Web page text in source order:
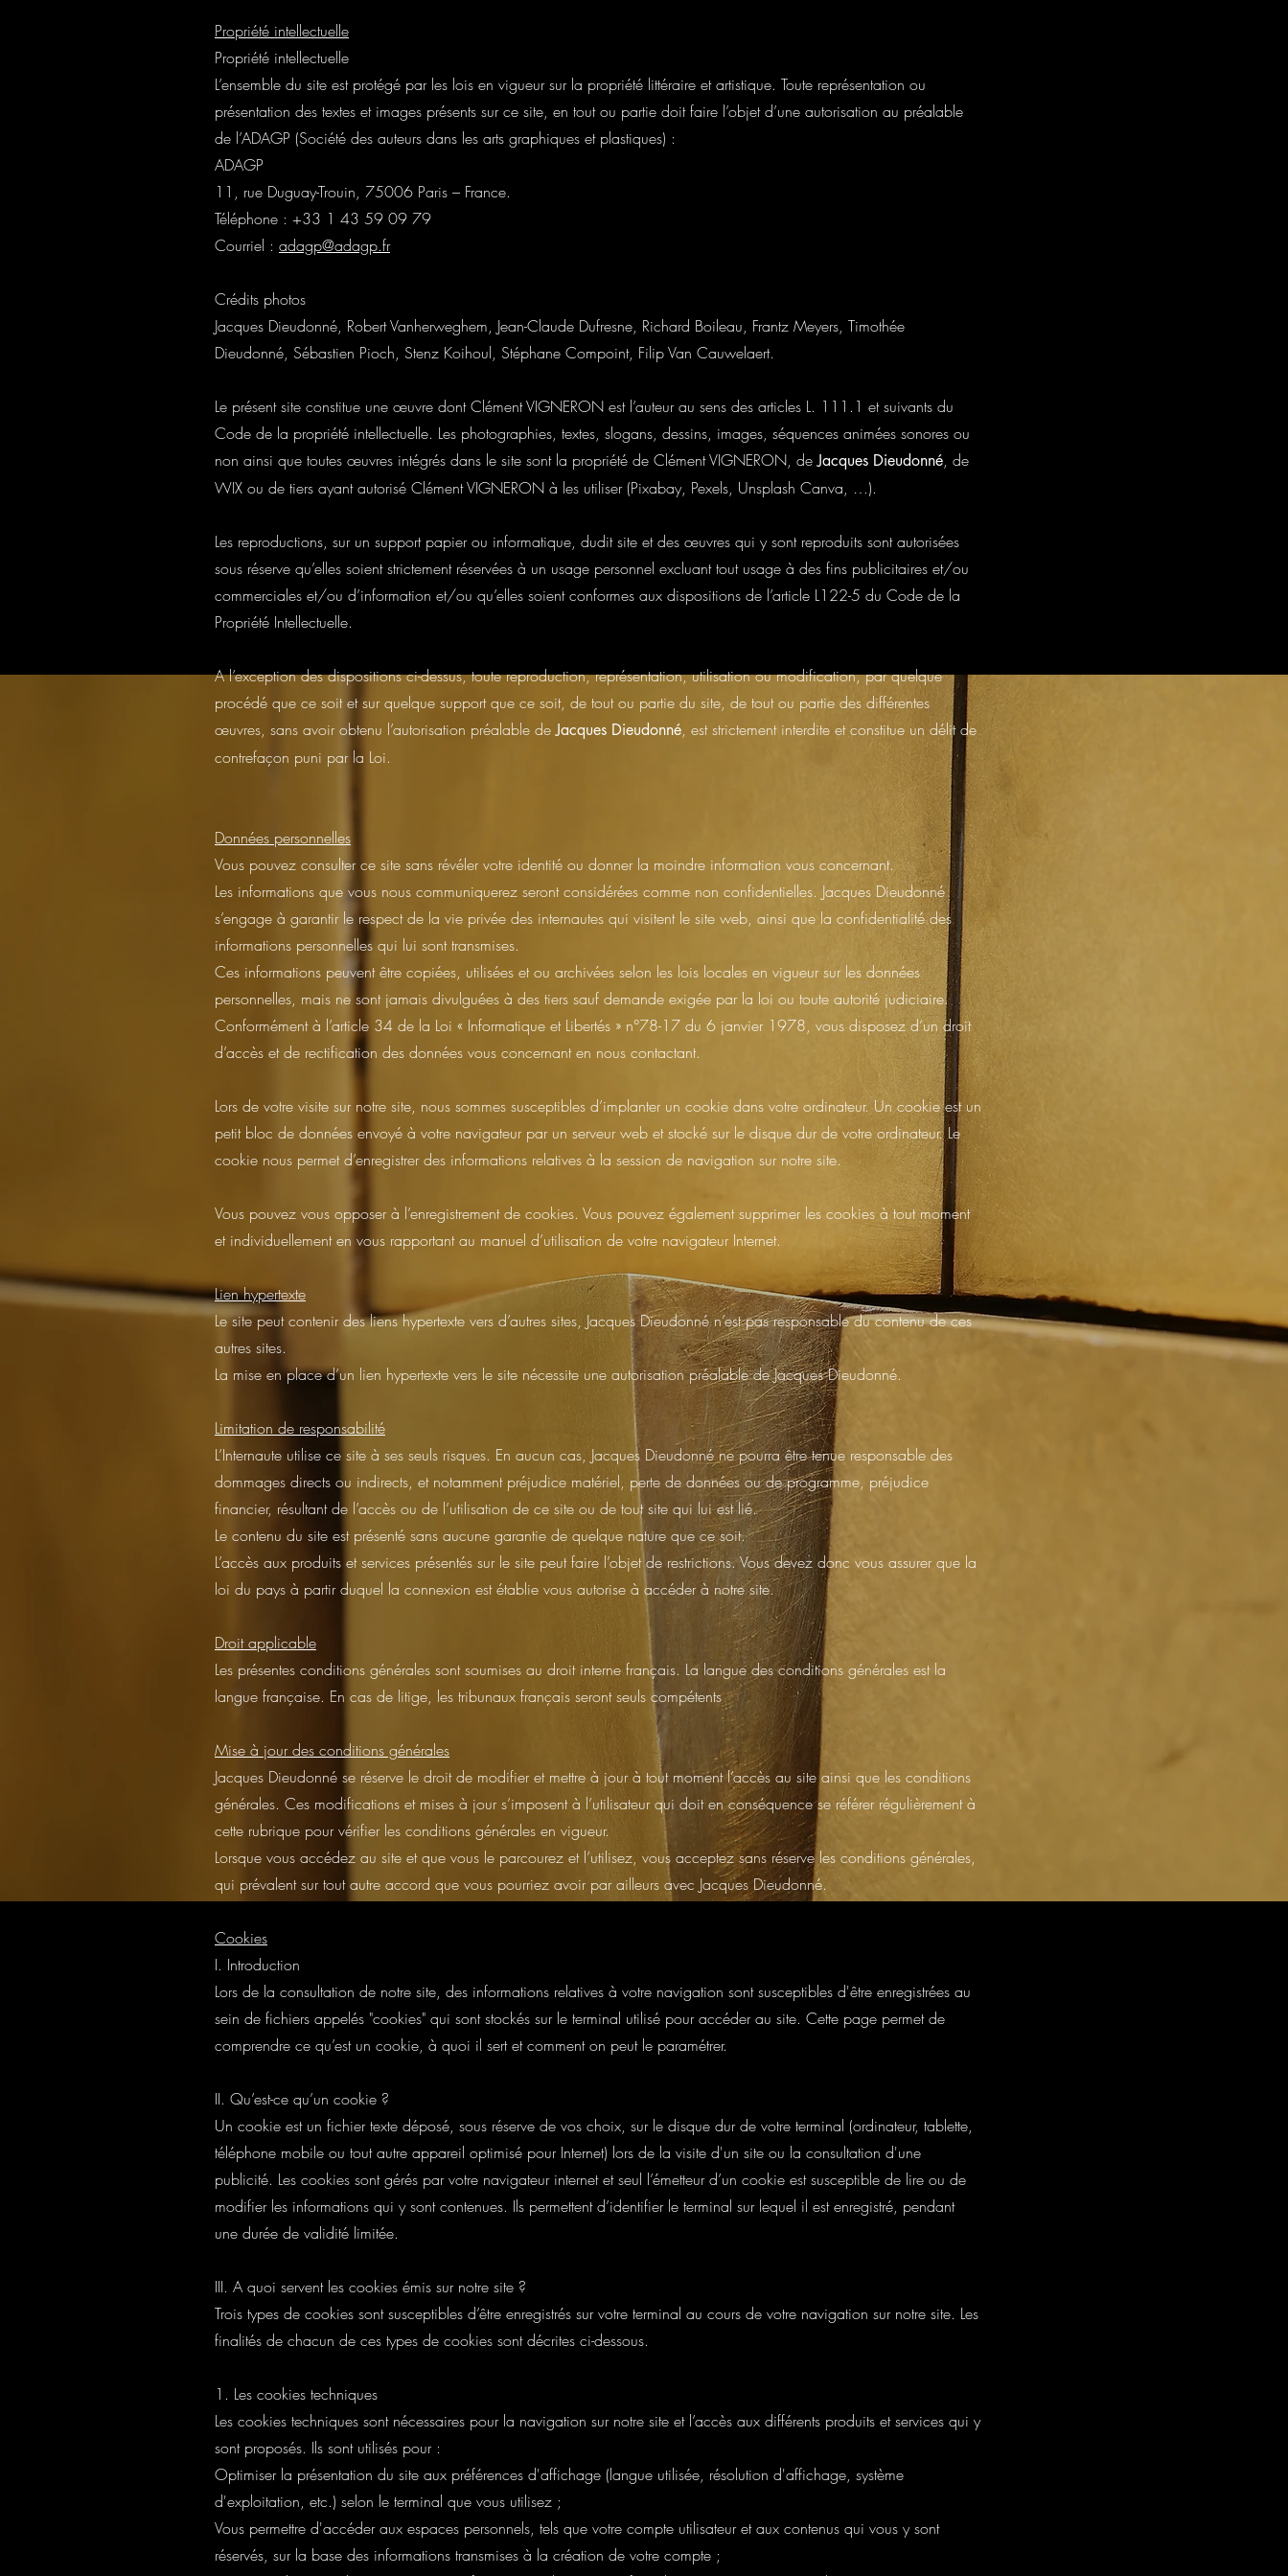
Propriété intellectuelle
Propriété intellectuelle
L’ensemble du site est protégé par les lois en vigueur sur la propriété littéraire et artistique. Toute représentation ou
présentation des textes et images présents sur ce site, en tout ou partie doit faire l’objet d’une autorisation au préalable
de l’ADAGP (Société des auteurs dans les arts graphiques et plastiques) :
ADAGP
11, rue Duguay-Trouin, 75006 Paris – France.
Téléphone : +33 1 43 59 09 79
Courriel : adagp@adagp.fr
Crédits photos
Jacques Dieudonné, Robert Vanherweghem, Jean-Claude Dufresne, Richard Boileau, Frantz Meyers, Timothée
Dieudonné, Sébastien Pioch, Stenz Koihoul, Stéphane Compoint, Filip Van Cauwelaert.
Le présent site constitue une œuvre dont Clément VIGNERON est l’auteur au sens des articles L. 111.1 et suivants du
Code de la propriété intellectuelle. Les photographies, textes, slogans, dessins, images, séquences animées sonores ou
non ainsi que toutes œuvres intégrés dans le site sont la propriété de Clément VIGNERON, deJacques Dieudonné, de
WIX ou de tiers ayant autorisé Clément VIGNERON à les utiliser (Pixabay, Pexels, Unsplash Canva, …).​
Les reproductions, sur un support papier ou informatique, dudit site et des œuvres qui y sont reproduits sont autorisées
sous réserve qu’elles soient strictement réservées à un usage personnel excluant tout usage à des fins publicitaires et/ou
commerciales et/ou d’information et/ou qu’elles soient conformes aux dispositions de l’article L122-5 du Code de la
Propriété Intellectuelle.
A l’exception des dispositions ci-dessus, toute reproduction, représentation, utilisation ou modification, par quelque
procédé que ce soit et sur quelque support que ce soit, de tout ou partie du site, de tout ou partie des différentes
œuvres, sans avoir obtenu l’autorisation préalable deJacques Dieudonné, est strictement interdite et constitue un délit de
contrefaçon puni par la Loi.
Données personnelles
Vous pouvez consulter ce site sans révéler votre identité ou donner la moindre information vous concernant.
Les informations que vous nous communiquerez seront considérées comme non confidentielles. Jacques Dieudonné
s’engage à garantir le respect de la vie privée des internautes qui visitent le site web, ainsi que la confidentialité des
informations personnelles qui lui sont transmises.
Ces informations peuvent être copiées, utilisées et ou archivées selon les lois locales en vigueur sur les données
personnelles, mais ne sont jamais divulguées à des tiers sauf demande exigée par la loi ou toute autorité judiciaire.
Conformément à l’article 34 de la Loi « Informatique et Libertés » n°78-17 du 6 janvier 1978, vous disposez d’un droit
d’accès et de rectification des données vous concernant en nous contactant.
Lors de votre visite sur notre site, nous sommes susceptibles d’implanter un cookie dans votre ordinateur. Un cookie est un
petit bloc de données envoyé à votre navigateur par un serveur web et stocké sur le disque dur de votre ordinateur. Le
cookie nous permet d’enregistrer des informations relatives à la session de navigation sur notre site.
Vous pouvez vous opposer à l’enregistrement de cookies. Vous pouvez également supprimer les cookies à tout moment
et individuellement en vous rapportant au manuel d’utilisation de votre navigateur Internet.
Lien hypertexte
Le site peut contenir des liens hypertexte vers d’autres sites, Jacques Dieudonné n’est pas responsable du contenu de ces
autres sites.
La mise en place d’un lien hypertexte vers le site nécessite une autorisation préalable de Jacques Dieudonné.
Limitation de responsabilité
L’Internaute utilise ce site à ses seuls risques. En aucun cas, Jacques Dieudonné ne pourra être tenue responsable des
dommages directs ou indirects, et notamment préjudice matériel, perte de données ou de programme, préjudice
financier, résultant de l’accès ou de l’utilisation de ce site ou de tout site qui lui est lié.
Le contenu du site est présenté sans aucune garantie de quelque nature que ce soit.
L’accès aux produits et services présentés sur le site peut faire l’objet de restrictions. Vous devez donc vous assurer que la
loi du pays à partir duquel la connexion est établie vous autorise à accéder à notre site.
Droit applicable
Les présentes conditions générales sont soumises au droit interne français. La langue des conditions générales est la
langue française. En cas de litige, les tribunaux français seront seuls compétents
Mise à jour des conditions générales
Jacques Dieudonné se réserve le droit de modifier et mettre à jour à tout moment l’accès au site ainsi que les conditions
générales. Ces modifications et mises à jour s’imposent à l’utilisateur qui doit en conséquence se référer régulièrement à
cette rubrique pour vérifier les conditions générales en vigueur.
Lorsque vous accédez au site et que vous le parcourez et l’utilisez, vous acceptez sans réserve les conditions générales,
qui prévalent sur tout autre accord que vous pourriez avoir par ailleurs avec Jacques Dieudonné.
Cookies
I. Introduction
Lors de la consultation de notre site, des informations relatives à votre navigation sont susceptibles d'être enregistrées au
sein de fichiers appelés "cookies" qui sont stockés sur le terminal utilisé pour accéder au site. Cette page permet de
comprendre ce qu’est un cookie, à quoi il sert et comment on peut le paramétrer.
II. Qu’est-ce qu’un cookie ?
Un cookie est un fichier texte déposé, sous réserve de vos choix, sur le disque dur de votre terminal (ordinateur, tablette,
téléphone mobile ou tout autre appareil optimisé pour Internet) lors de la visite d'un site ou la consultation d'une
publicité. Les cookies sont gérés par votre navigateur internet et seul l’émetteur d’un cookie est susceptible de lire ou de
modifier les informations qui y sont contenues. Ils permettent d’identifier le terminal sur lequel il est enregistré, pendant
une durée de validité limitée.
III. A quoi servent les cookies émis sur notre site ?
Trois types de cookies sont susceptibles d’être enregistrés sur votre terminal au cours de votre navigation sur notre site. Les
finalités de chacun de ces types de cookies sont décrites ci-dessous.
1. Les cookies techniques
Les cookies techniques sont nécessaires pour la navigation sur notre site et l’accès aux différents produits et services qui y
sont proposés. Ils sont utilisés pour :
Optimiser la présentation du site aux préférences d'affichage (langue utilisée, résolution d'affichage, système
d'exploitation, etc.) selon le terminal que vous utilisez ;
Vous permettre d'accéder aux espaces personnels, tels que votre compte utilisateur et aux contenus qui vous y sont
réservés, sur la base des informations transmises à la création de votre compte ;